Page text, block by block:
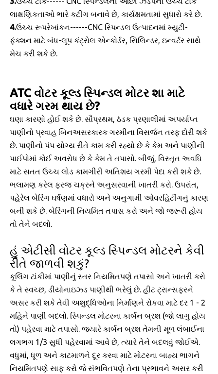
લાક્ષણિકતાઓ ભારે કટીંગ બનાવે છે, કાર્યક્ષમતામાં સુધારો કરે છે.
4.ઉચ્ચ રૂપરેખાંકન------CNC સ્પિન્ડલ ઉત્પાદનમાં મ્યુટી-
ફંક્શન માટે બંધ-લૂપ કંટ્રોલ એન્કોર્ડર, સિલિન્ડર, ઇન્વર્ટર સાથે
મેચ કરી શકે છે.
ATC વોટર કૂલ્ડ સ્પિન્ડલ મોટર શા માટે
વધારે ગરમ થાય છે?
ઘણા કારણો હોઈ શકે છે. સૌપ્રથમ, ઠંડક પ્રણાલીમાં અપર્યાપ્ત
પાણીનો પ્રવાહ બિનઅસરકારક ગરમીના વિસર્જન તરફ દોરી શકે
છે. પાણીનો પંપ યોગ્ય રીતે કામ કરી રહ્યો છે કે કેમ અને પાણીની
પાઈપોમાં કોઈ અવરોધ છે કે કેમ તે તપાસો. બીજું, વિસ્તૃત અવધિ
માટે સતત ઉચ્ચ લોડ કામગીરી અતિશય ગરમી પેદા કરી શકે છે.
ભલામણ કરેલ ફરજ ચક્રને અનુસરવાની ખાતરી કરો. ઉપરાંત,
પહેરેલ બેરિંગ ઘર્ષણમાં વધારો અને અનુગામી ઓવરહિટીંગનું કારણ
બની શકે છે. બેરિંગની નિયમિત તપાસ કરો અને જો જરૂરી હોય
તો તેને બદલો.
હું એટીસી વોટર કૂલ્ડ સ્પિન્ડલ મોટરને કેવી
રીતે જાળવી શકું?
કૂલિંગ ટાંકીમાં પાણીનું સ્તર નિયમિતપણે તપાસો અને ખાતરી કરો
કે તે સ્વચ્છ, ડીયોનાઇઝ્ડ પાણીથી ભરેલું છે. હીટ ટ્રાન્સફરને
અસર કરી શકે તેવી અશુદ્ધિઓના નિર્માણને રોકવા માટે દર 1 - 2
મહિને પાણી બદલો. સ્પિન્ડલ મોટરના કાર્બન બ્રશ (જો લાગુ હોય
તો) પહેરવા માટે તપાસો. જ્યારે કાર્બન બ્રશ તેમની મૂળ લંબાઈના
લગભગ 1/3 સુધી પહેરવામાં આવે છે, ત્યારે તેને બદલવું જોઈએ.
વધુમાં, ધૂળ અને કાટમાળને દૂર કરવા માટે મોટરના બાહ્ય ભાગને
નિયમિતપણે સાફ કરો જે સંભવિતપણે તેના પ્રભાવને અસર કરી